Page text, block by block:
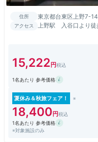
住所 東京都台東区上野7-
アクセス 上野駅 入谷口より徒
15,222
1名あたり 参考価格
夏休み＆秋旅フェア！
18,400
1名あたり 参考価格
※対象施設のみ